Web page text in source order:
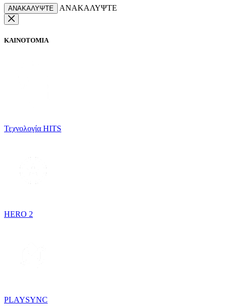
ΑΝΑΚΑΛΥΨΤΕ ΑΝΑΚΑΛΥΨΤΕ
ΚΑΙΝΟΤΟΜΙΑ
Τεχνολογία HITS
HERO 2
PLAYSYNC